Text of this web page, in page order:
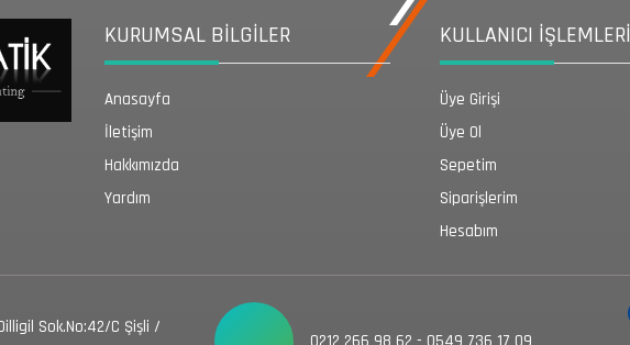
KURUMSAL BİLGİLER
Anasayfa
İletişim
Hakkımızda
Yardım
KULLANICI İŞLEMLERİ
Üye Girişi
Üye Ol
Sepetim
Siparişlerim
Hesabım
Sok.No:42/C Şişli /